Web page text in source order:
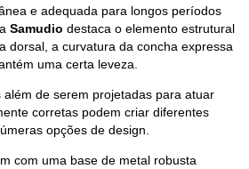
e adequada para longos períodos
Samudio destaca o elemento estrutural
dorsal, a curvatura da concha expressa
uma certa leveza.
além de serem projetadas para atuar
corretas podem criar diferentes
opções de design.
com uma base de metal robusta